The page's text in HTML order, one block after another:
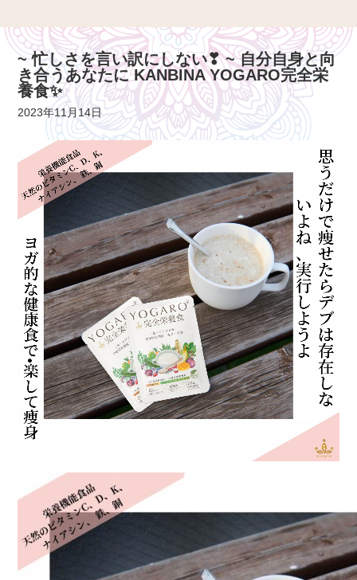
~ 忙しさを言い訳にしない❣ ~ 自分自身と向
き合うあなたに KANBINA YOGARO完全栄
養食✨
2023年11月14日